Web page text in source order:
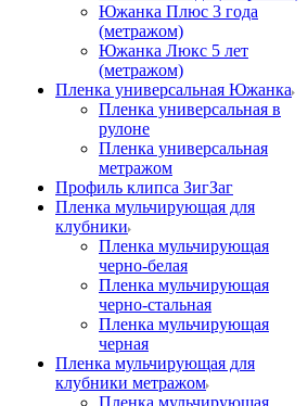
Южанка Плюс 3 года
(метражом)
Южанка Люкс 5 лет
(метражом)
Пленка универсальная Южанка
Пленка универсальная в
рулоне
Пленка универсальная
метражом
Профиль клипса ЗигЗаг
Пленка мульчирующая для
клубники
Пленка мульчирующая
черно-белая
Пленка мульчирующая
черно-стальная
Пленка мульчирующая
черная
Пленка мульчирующая для
клубники метражом
Пленка мульчирующая